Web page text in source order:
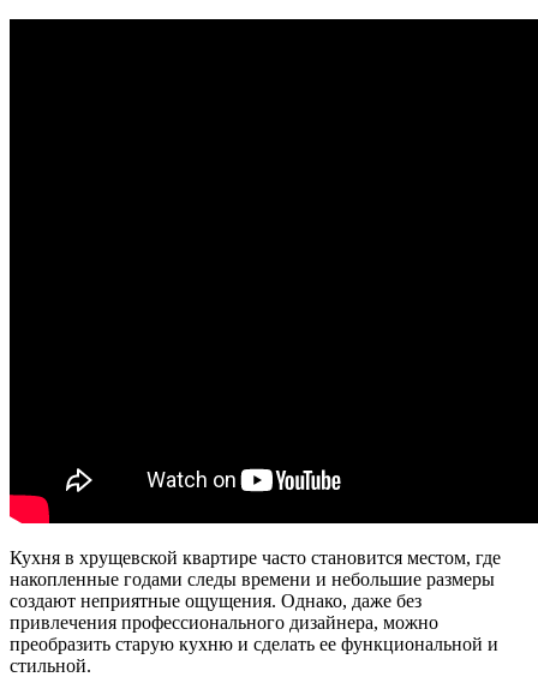
Кухня в хрущевской квартире часто становится местом, где
накопленные годами следы времени и небольшие размеры
создают неприятные ощущения. Однако, даже без
привлечения профессионального дизайнера, можно
преобразить старую кухню и сделать ее функциональной и
стильной.